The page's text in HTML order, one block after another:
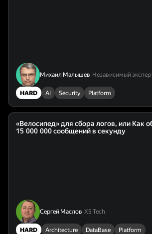
Михаил Малышев Независимый
HARD AI Security Platform
«Велосипед» для сбора логов, или Как
15 000 000 сообщений в секунду
Сергей Маслов Х5 Tech
HARD Architecture DataBase Platform